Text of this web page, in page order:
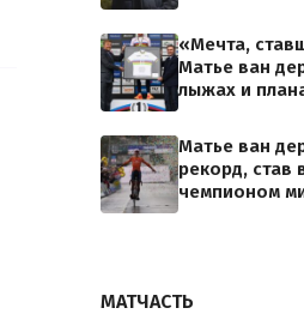
«Мечта,
Матье ван
лыжах и
Матье ван
рекорд, став
чемпионом
МАТЧАСТЬ